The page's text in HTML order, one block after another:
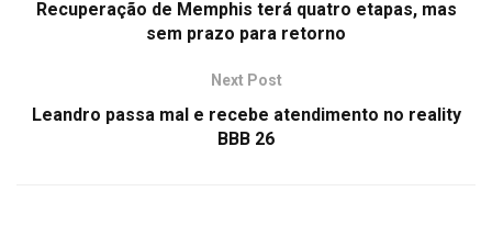
Recuperação de Memphis terá quatro etapas, mas
sem prazo para retorno
Next Post
Leandro passa mal e recebe atendimento no reality
BBB 26